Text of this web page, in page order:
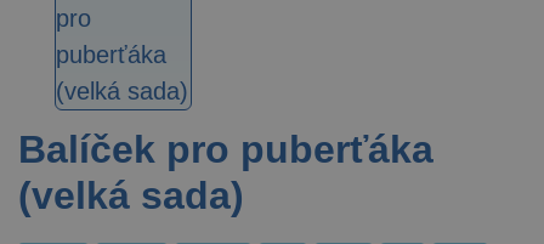
Balíček pro puberťáka
(velká sada)